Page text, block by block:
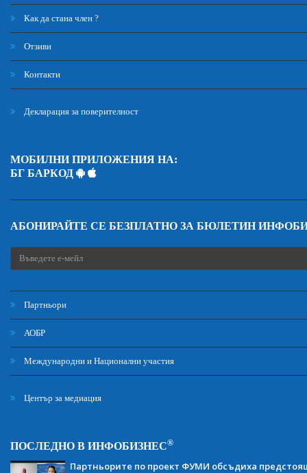
Как да стана член ?
Отзиви
Контакти
Декларация за поверителност
МОБИЛНИ ПРИЛОЖЕНИЯ НА:
БГ БАРКОД
АБОНИРАЙТЕ СЕ БЕЗПЛАТНО ЗА БЮЛЕТИН
Партньори
АОБР
Международни и Национални участия
Център за медиация
ПОСЛЕДНО В ИНФОБИЗНЕС®
Партньорите по проект ФУМИ обсъдиха